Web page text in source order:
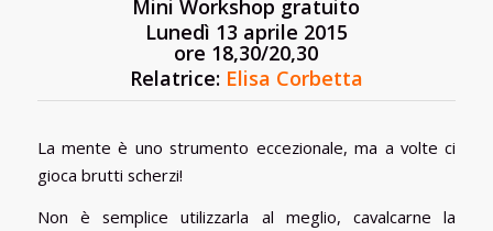
Mini Workshop gratuito
Lunedì 13 aprile 2015
ore 18,30/20,30
Relatrice: Elisa Corbetta
La mente è uno strumento eccezionale, ma a volte ci
gioca brutti scherzi!
Non è semplice utilizzarla al meglio, cavalcarne la